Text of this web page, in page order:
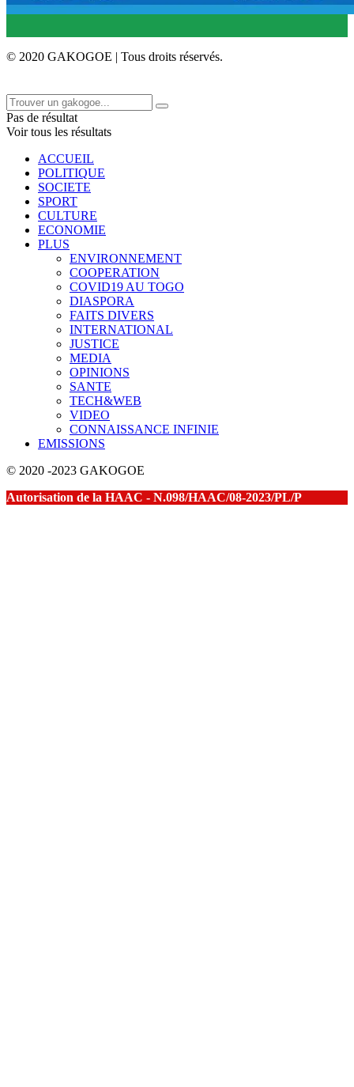
© 2020 GAKOGOE | Tous droits réservés.
Pas de résultat
Voir tous les résultats
ACCUEIL
POLITIQUE
SOCIETE
SPORT
CULTURE
ECONOMIE
PLUS
ENVIRONNEMENT
COOPERATION
COVID19 AU TOGO
DIASPORA
FAITS DIVERS
INTERNATIONAL
JUSTICE
MEDIA
OPINIONS
SANTE
TECH&WEB
VIDEO
CONNAISSANCE INFINIE
EMISSIONS
© 2020 -2023 GAKOGOE
Autorisation de la HAAC - N.098/HAAC/08-2023/PL/P